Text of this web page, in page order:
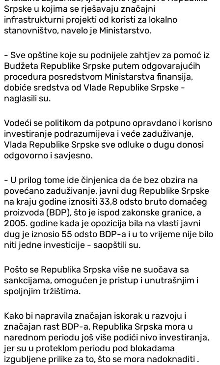
Srpske u kojima se rješavaju značajni
infrastrukturni projekti od koristi za lokalno
stanovništvo, navelo je Ministarstvo.
- Sve opštine koje su podnijele zahtjev za pomoć iz
Budžeta Republike Srpske putem odgovarajućih
procedura posredstvom Ministarstva finansija,
dobiće sredstva od Vlade Republike Srpske -
naglasili su.
Vodeći se politikom da potpuno opravdano i korisno
investiranje podrazumijeva i veće zaduživanje,
Vlada Republike Srpske sve odluke o dugu donosi
odgovorno i savjesno.
- U prilog tome ide činjenica da će bez obzira na
povećano zaduživanje, javni dug Republike Srpske
na kraju godine iznositi 33,8 odsto bruto domaćeg
proizvoda (BDP), što je ispod zakonske granice, a
2005. godine kada je opozicija bila na vlasti javni
dug je iznosio 55 odsto BDP-a i u to vrijeme nije bilo
niti jedne investicije - saopštili su.
Pošto se Republika Srpska više ne suočava sa
sankcijama, omogućen je pristup i unutrašnjim i
spoljnjim tržištima.
Kako bi napravila značajan iskorak u razvoju i
značajan rast BDP-a, Republika Srpska mora u
narednom periodu još više podići nivo investiranja,
jer su u proteklom periodu pod blokadama
izgubljene prilike za to, što se mora nadoknaditi .